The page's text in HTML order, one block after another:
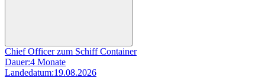
Chief Officer zum Schiff Container
Dauer:4 Monate
Landedatum:19.08.2026